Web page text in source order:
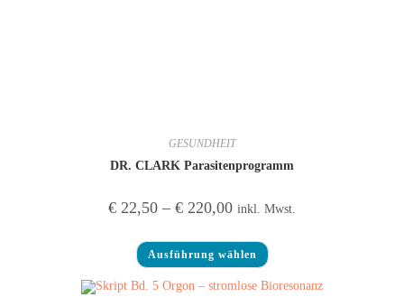
GESUNDHEIT
DR. CLARK Parasitenprogramm
€ 22,50 – € 220,00 inkl. Mwst.
Ausführung wählen